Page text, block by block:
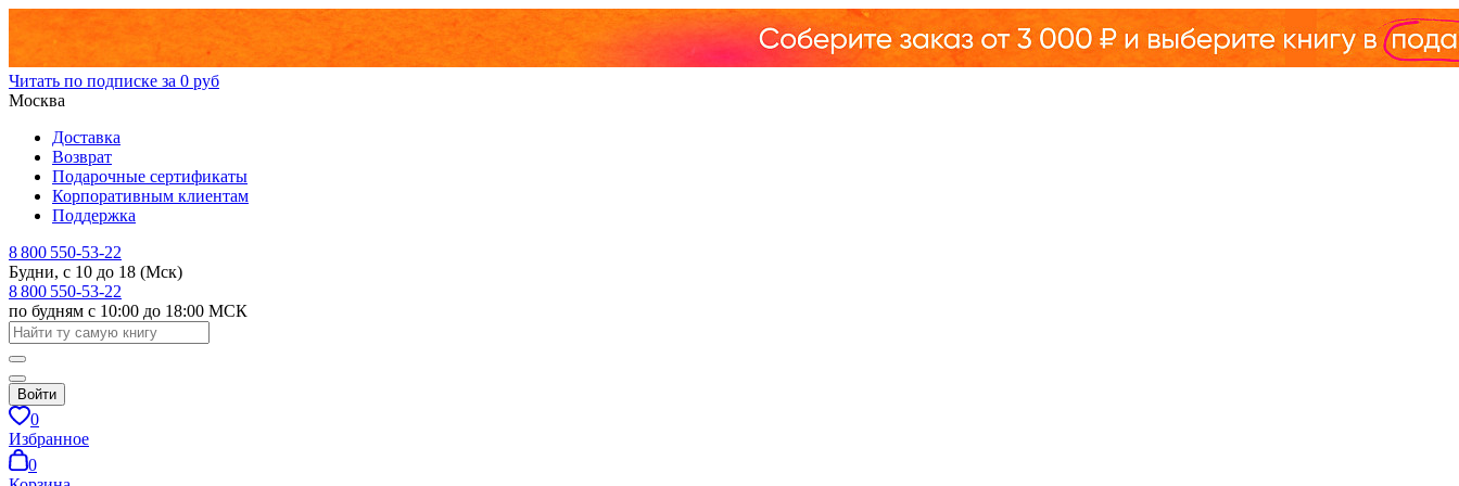
Читать по подписке за 0 руб
Москва
Доставка
Возврат
Подарочные сертификаты
Корпоративным клиентам
Поддержка
8 800 550-53-22
Будни, с 10 до 18 (Мск)
8 800 550-53-22
по будням с 10:00 до 18:00 МСК
Войти
0
Избранное
0